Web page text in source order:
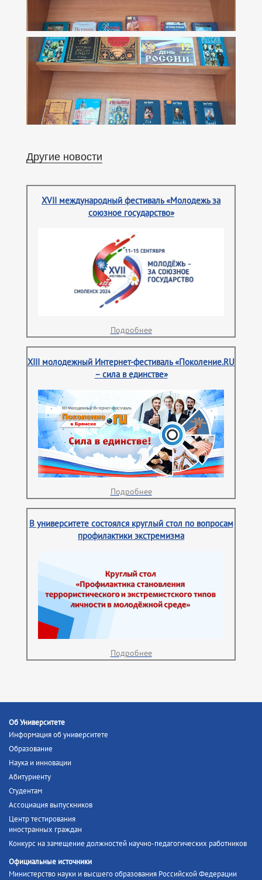
Другие новости
XVII международный фестиваль «Молодежь за
союзное государство»
Подробнее
XIII молодежный Интернет-фестиваль «Поколение.RU
– сила в единстве»
Подробнее
В университете состоялся круглый стол по вопросам
профилактики экстремизма
Подробнее
Об Университете
Информация об университете
Образование
Наука и инновации
Абитуриенту
Студентам
Ассоциация выпускников
Центр тестирования
иностранных граждан
Конкурс на замещение должностей научно-педагогических работников
Официальные источники
Министерство науки и высшего образования Российской Федерации